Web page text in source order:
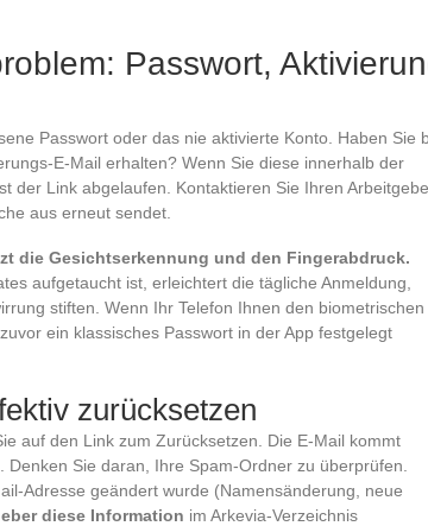
Passwort,
Passwort oder das nie aktivierte Konto. Haben Sie
E-Mail erhalten? Wenn Sie diese innerhalb der
der Link abgelaufen. Kontaktieren Sie Ihren
aus erneut sendet.
die Gesichtserkennung und den Fingerabdruck.
aufgetaucht ist, erleichtert die tägliche Anmeldung,
stiften. Wenn Ihr Telefon Ihnen den biometrischen
ein klassisches Passwort in der App festgelegt
zurücksetzen
auf den Link zum Zurücksetzen. Die E-Mail kommt
Sie daran, Ihre Spam-Ordner zu überprüfen.
Adresse geändert wurde (Namensänderung, neue
diese Information im Arkevia-Verzeichnis